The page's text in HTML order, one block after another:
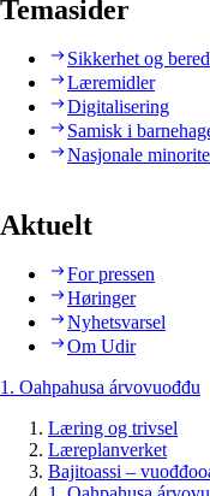
Temasider
Sikkerhet og
Læremidler
Digitalisering
Samisk i
Nasjonale
Aktuelt
For pressen
Høringer
Nyhetsvarsel
Om Udir
1. Oahpahusa árvovuođđu
Læring og trivsel
Læreplanverket
Bajitoassi –